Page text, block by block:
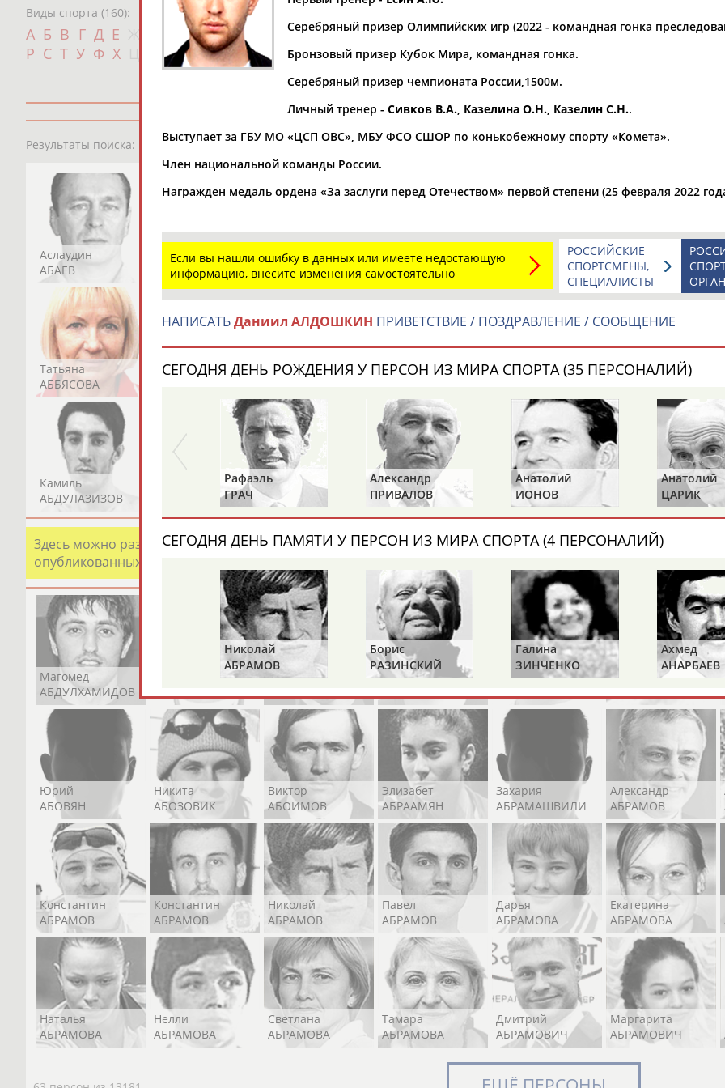
Виды спорта (160):
А Б В Г Д Е К Л М Н
П
Р С Т У Ф Х Ш Щ Э Ю Я
Дата рождения
мм
Результаты поиска: 13181персон
Аслаудин
АБАЕВ
Елена
АБАИМОВА
Мария
АБАКУМОВА
Юлия
АБАЛАКИНА
Дмитрий
АБАРЕНОВ
Тамилла
АБАСОВА
Татьяна
АББЯСОВА
Акжана
Артур
Каримжан
Аделя
Андрей
Камиль
АБДУЛАЗИЗОВ
АБДУЛБЕКОВ
Камалудин
АБДУЛДАУДОВ
Абдула
АБДУЛЖАЛИЛОВ
Магомед
АБДУЛКАГИРОВ
АБДУЛЛАЕВ
Здесь можно разместить информацию о хорошо известном спортсмене, тренере, специалисте или
опубликованных записях. Страна должна знать своих героев! Герои спорта - это одни из главных патриотов
Магомед
АБДУЛХАМИДОВ
Адлан
Рустам
Магомед
Нурлан
Юрий
АБОВЯН
Никита
АБОЗОВИК
Виктор
АБОИМОВ
Элизабет
АБРААМЯН
Захария
АБРАМАШВИЛИ
Александр
АБРАМОВ
Константин
АБРАМОВ
Константин
АБРАМОВ
Николай
АБРАМОВ
Павел
АБРАМОВ
Дарья
АБРАМОВА
Екатерина
АБРАМОВА
Наталья
АБРАМОВА
Нелли
АБРАМОВА
Светлана
АБРАМОВА
Тамара
АБРАМОВА
Дмитрий
АБРАМОВИЧ
Маргарита
АБРАМОВИЧ
Серебряный призер Олимпийских игр (2022 - командная гонка
Бронзовый призер Кубок Мира, командная гонка.
Серебряный призер чемпионата России,1500м.
Личный тренер - Сивков В.А. Казелина О.Н. Казелин С.Н..
Выступает за ГБУ МО «ЦСП ОВС», МБУ ФСО СШОР по конькобежному спорту «Комета».
Член национальной команды России.
Награжден медаль ордена «За заслуги перед Отечеством» первой степени (25 февраля 2022
Если вы нашли ошибку в данных или имеете недостающую
информацию, внесите изменения самостоятельно
РОССИЙСКИЕ
СПОРТСМЕНЫ,
СПЕЦИАЛИСТЫ
НАПИСАТЬДаниил АЛДОШКИН ПРИВЕТСТВИЕ / ПОЗДРАВЛЕНИЕ / СООБЩЕНИЕ
СЕГОДНЯ ДЕНЬ РОЖДЕНИЯ У ПЕРСОН ИЗ МИРА СПОРТА (35 ПЕРСОНАЛИЙ)
Рафаэль
ГРАЧ
Александр
ПРИВАЛОВ
Анатолий
ИОНОВ
Анатолий
ЦАРИК
Виктор
СЕГОДНЯ ДЕНЬ ПАМЯТИ У ПЕРСОН ИЗ МИРА СПОРТА (4 ПЕРСОНАЛИЙ)
Николай
АБРАМОВ
Борис
РАЗИНСКИЙ
Галина
ЗИНЧЕНКО
Ахмед
АНАРБАЕВ